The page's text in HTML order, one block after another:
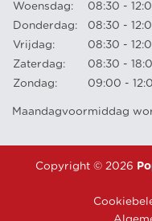
Woensdag:
08:30 -
Donderdag:
08:30 -
Vrijdag:
08:30 -
Zaterdag:
08:30 -
Zondag:
09:00 -
Maandagvoormiddag
Copyright © 2026